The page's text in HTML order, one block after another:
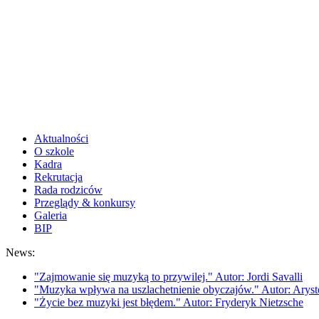
Aktualności
O szkole
Kadra
Rekrutacja
Rada rodziców
Przeglądy & konkursy
Galeria
BIP
News:
"Zajmowanie się muzyką to przywilej." Autor: Jordi Savalli
"Muzyka wpływa na uszlachetnienie obyczajów." Autor:
"Życie bez muzyki jest błędem." Autor: Fryderyk Nietzsche